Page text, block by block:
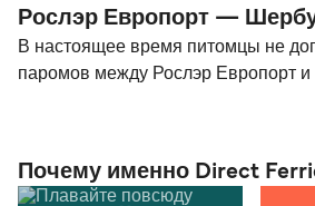
Рослэр Европорт —
В настоящее время питомцы не
паромов между Рослэр Европорт
Почему именно Direct